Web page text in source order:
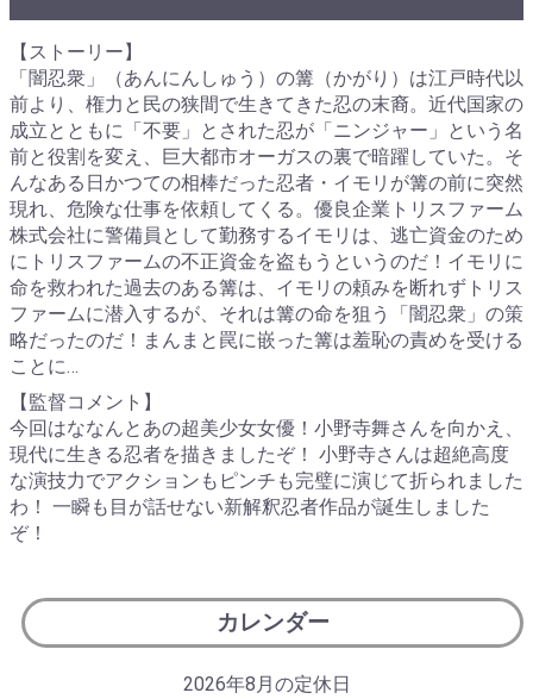
【ストーリー】
「闇忍衆」（あんにんしゅう）の篝（かがり）は江戸時代以
前より、権力と民の狭間で生きてきた忍の末裔。近代国家の
成立とともに「不要」とされた忍が「ニンジャー」という名
前と役割を変え、巨大都市オーガスの裏で暗躍していた。そ
んなある日かつての相棒だった忍者・イモリが篝の前に突然
現れ、危険な仕事を依頼してくる。優良企業トリスファーム
株式会社に警備員として勤務するイモリは、逃亡資金のため
にトリスファームの不正資金を盗もうというのだ！イモリに
命を救われた過去のある篝は、イモリの頼みを断れずトリス
ファームに潜入するが、それは篝の命を狙う「闇忍衆」の策
略だったのだ！まんまと罠に嵌った篝は羞恥の責めを受ける
ことに…
【監督コメント】
今回はななんとあの超美少女女優！小野寺舞さんを向かえ、
現代に生きる忍者を描きましたぞ！ 小野寺さんは超絶高度
な演技力でアクションもピンチも完璧に演じて折られました
わ！ 一瞬も目が話せない新解釈忍者作品が誕生しました
ぞ！
カレンダー
2026年8月の定休日